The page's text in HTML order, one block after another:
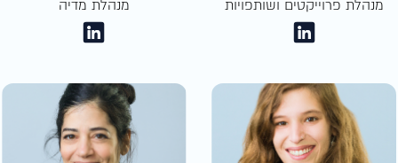
מנהלת פרוייקטים ושותפויות
מנהלת מדיה